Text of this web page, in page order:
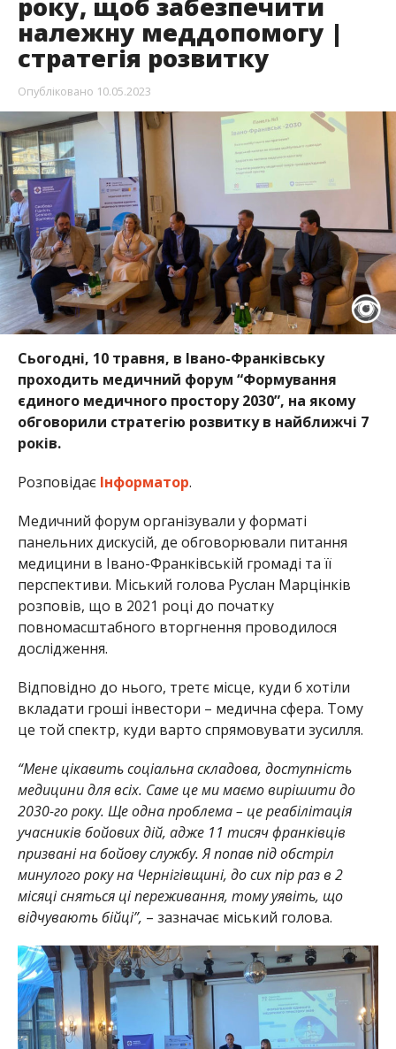
року, щоб забезпечити
належну меддопомогу |
стратегія розвитку
Опубліковано 10.05.2023
Сьогодні, 10 травня, в Івано-Франківську
проходить медичний форум “Формування
єдиного медичного простору 2030”, на якому
обговорили стратегію розвитку в найближчі 7
років.
Розповідає Інформатор.
Медичний форум організували у форматі
панельних дискусій, де обговорювали питання
медицини в Івано-Франківській громаді та її
перспективи. Міський голова Руслан Марцінків
розповів, що в 2021 році до початку
повномасштабного вторгнення проводилося
дослідження.
Відповідно до нього, третє місце, куди б хотіли
вкладати гроші інвестори – медична сфера. Тому
це той спектр, куди варто спрямовувати зусилля.
“Мене цікавить соціальна складова, доступність
медицини для всіх. Саме це ми маємо вирішити до
2030-го року. Ще одна проблема – це реабілітація
учасників бойових дій, адже 11 тисяч франківців
призвані на бойову службу. Я попав під обстріл
минулого року на Чернігівщині, до сих пір раз в 2
місяці сняться ці переживання, тому уявіть, що
відчувають бійці”, – зазначає міський голова.